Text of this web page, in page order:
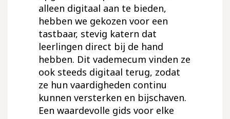
alleen digitaal aan te bieden,
hebben we gekozen voor een
tastbaar, stevig katern dat
leerlingen direct bij de hand
hebben. Dit vademecum vinden ze
ook steeds digitaal terug, zodat
ze hun vaardigheden continu
kunnen versterken en bijschaven.
Een waardevolle gids voor elke